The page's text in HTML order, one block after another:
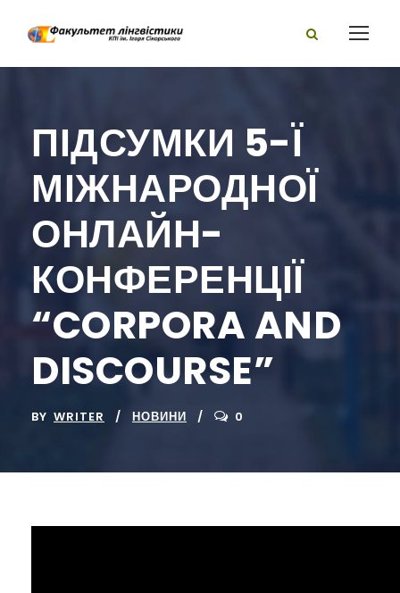
ПІДСУМКИ 5-Ї
МІЖНАРОДНОЇ
ОНЛАЙН-
КОНФЕРЕНЦІЇ
“CORPORA AND
DISCOURSE”
BY WRITER НОВИНИ 0